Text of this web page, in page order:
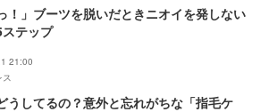
！」ブーツを脱いだときニオイを発しない
テップ
21:00
ス
うしてるの？意外と忘れがちな「指毛ケ